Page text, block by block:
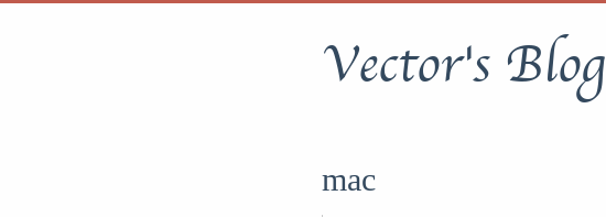
Vector's Blog
mac